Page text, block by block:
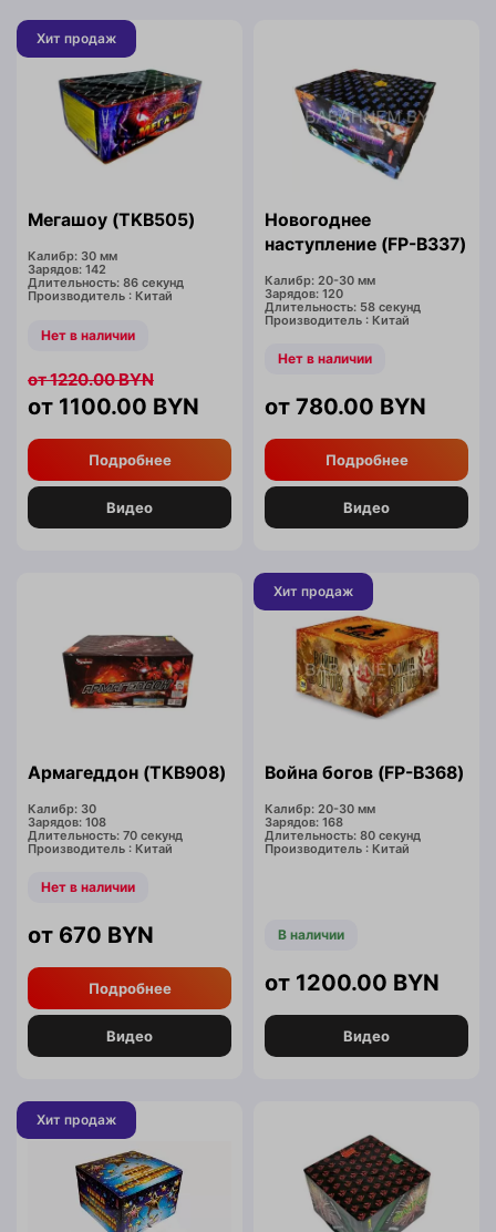
Хит продаж
Мегашоу (TKB505)
Калибр: 30 мм
Зарядов: 142
Длительность: 86 секунд
Производитель : Китай
Нет в наличии
1100.00 BYN
1220.00BYN
Подробнее
Видео
Новогоднее
наступление (FP-B337)
Калибр: 20-30 мм
Зарядов: 120
Длительность: 58 секунд
Производитель : Китай
Нет в наличии
780.00 BYN
Подробнее
Видео
Армагеддон (TKB908)
Калибр: 30
Зарядов: 108
Длительность: 70 секунд
Производитель : Китай
Нет в наличии
670 BYN
Подробнее
Видео
Хит продаж
Война богов (FP-B368)
Калибр: 20-30 мм
Зарядов: 168
Длительность: 80 секунд
Производитель : Китай
В наличии
1200.00 BYN
Видео
Хит продаж